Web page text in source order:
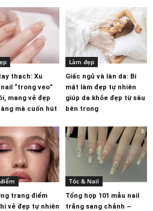
thạch: Xu
“trong veo”
mang vẻ đẹp
mà cuốn hút
Làm đẹp
Giấc ngủ và làn da: Bí
mật làm đẹp tự nhiên
giúp da khỏe đẹp từ sâu
bên trong
trang điểm
vẻ đẹp tự nhiên
Tóc & Nail
Tổng hợp 101 mẫu nail
trắng sang chảnh –